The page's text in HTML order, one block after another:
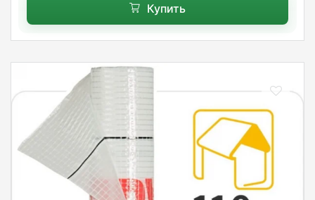
Купить